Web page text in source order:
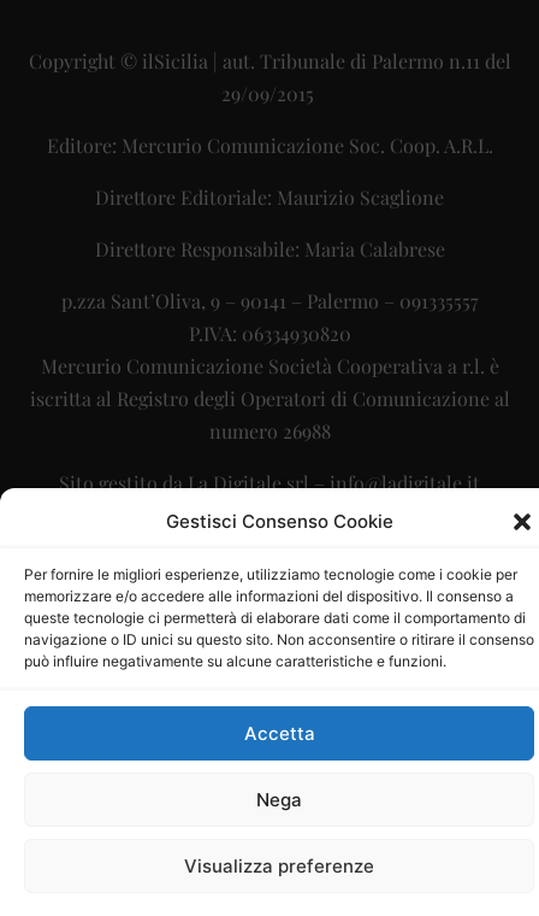
Gestisci Consenso Cookie
Per fornire le migliori esperienze, utilizziamo tecnologie come i cookie per
memorizzare e/o accedere alle informazioni del dispositivo. Il consenso a
queste tecnologie ci permetterà di elaborare dati come il comportamento di
navigazione o ID unici su questo sito. Non acconsentire o ritirare il consenso
può influire negativamente su alcune caratteristiche e funzioni.
Accetta
Nega
Visualizza preferenze
Copyright © ilSicilia | aut. Tribunale di Palermo n.11 del
29/09/2015
Editore: Mercurio Comunicazione Soc. Coop. A.R.L.
Direttore Editoriale: Maurizio Scaglione
Direttore Responsabile: Maria Calabrese
p.zza Sant’Oliva, 9 – 90141 – Palermo – 091335557
P.IVA: 06334930820
Mercurio Comunicazione Società Cooperativa a r.l. è
iscritta al Registro degli Operatori di Comunicazione al
numero 26988
Sito gestito daLa Digitale srl–info@ladigitale.it